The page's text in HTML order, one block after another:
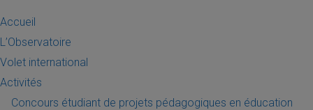
Accueil
L’Observatoire
Volet international
Activités
Concours étudiant de projets pédagogiques en éducation